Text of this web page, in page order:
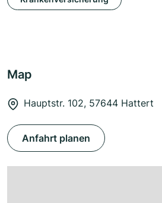
Map
Hauptstr. 102, 57644 Hattert
Anfahrt planen